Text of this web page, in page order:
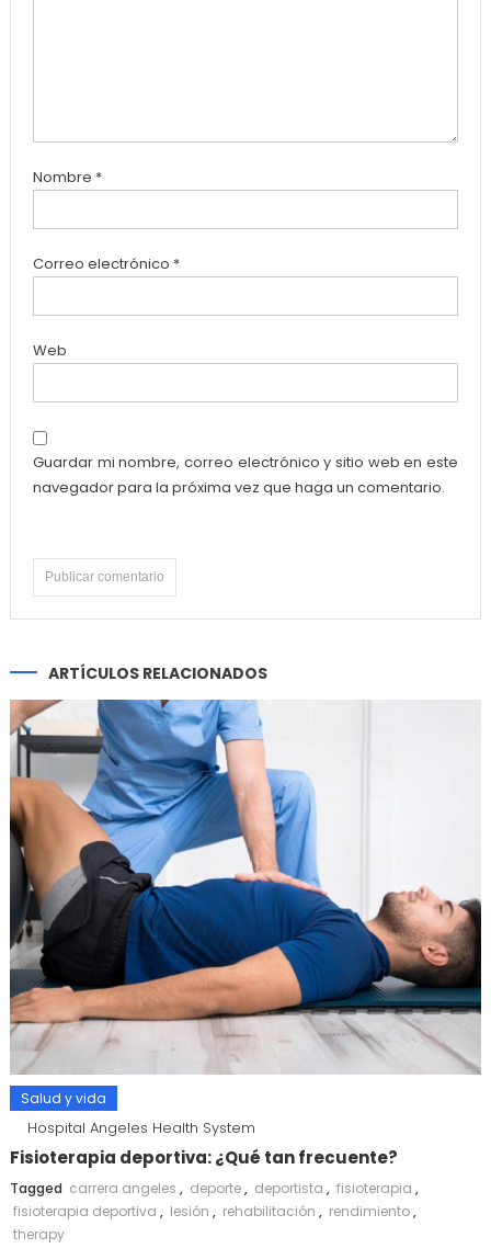
Nombre *
Correo electrónico *
Web
Guardar mi nombre, correo electrónico y sitio web en este
navegador para la próxima vez que haga un comentario.
ARTÍCULOS RELACIONADOS
Salud y vida
Hospital Angeles Health System
Fisioterapia deportiva: ¿Qué tan frecuente?
Tagged carrera angeles , deporte, deportista , fisioterapia ,
fisioterapia deportiva , lesión , rehabilitación , rendimiento,
therapy